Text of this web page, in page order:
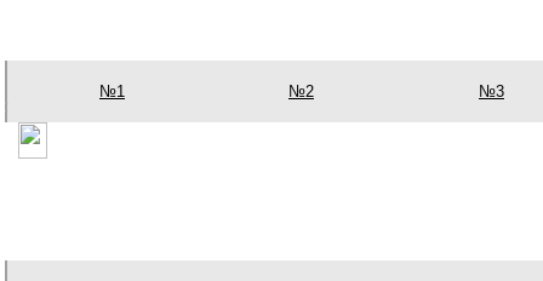
№1 №2 №3